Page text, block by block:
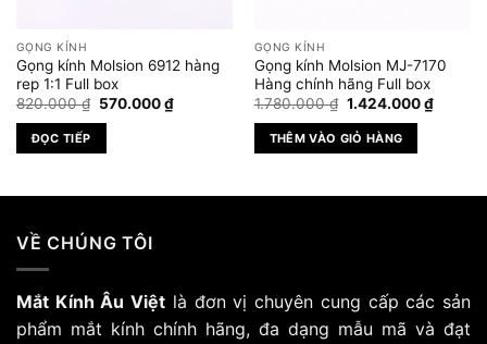
GỌNG KÍNH
Gọng kính Molsion 6912 hàng
rep 1:1 Full box
820.000₫ Giá
570.000₫Giá
hiện
ĐỌC TIẾP
GỌNG KÍNH
Gọng kính Molsion MJ-7170
Hàng chính hãng Full box
1.780.000₫ Giá
là:
1.780.000 ₫.
1.424.000₫Giá
hiện
THÊM VÀO GIỎ HÀNG
₫.
VỀ CHÚNG TÔI
Mắt Kính Âu Việt là đơn vị chuyên cung cấp các sản
phẩm mắt kính chính hãng, đa dạng mẫu mã và đạt